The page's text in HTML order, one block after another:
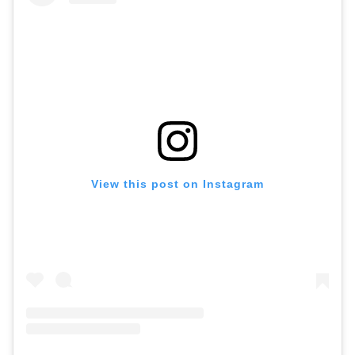
View this post on Instagram